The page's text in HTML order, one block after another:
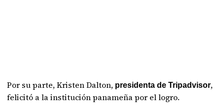
Por su parte, Kristen Dalton, presidenta de Tripadvisor,
felicitó a la institución panameña por el logro.